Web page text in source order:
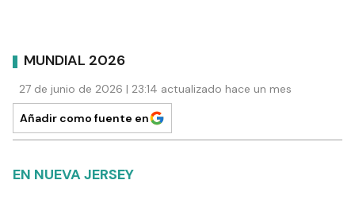
MUNDIAL 2026
27 de junio de 2026 | 23:14 actualizado hace un mes
Añadir como fuente en
EN NUEVA JERSEY